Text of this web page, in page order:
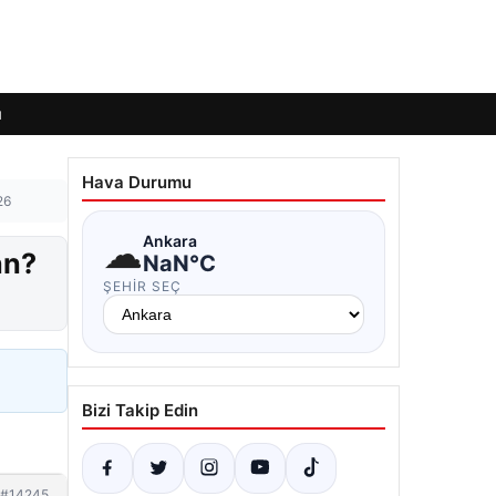
Hava Durumu
☁Ankara
NaN°C
ŞEHIR SEÇ
Bizi Takip Edin